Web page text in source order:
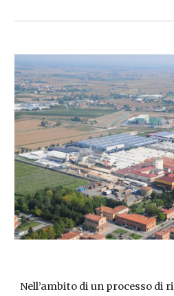
Nell’ambito di un processo di